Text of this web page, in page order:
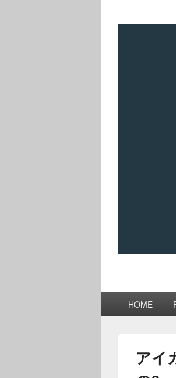
HOME
アイ